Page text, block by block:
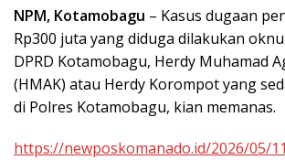
NPM, Kotamobagu – Kasus dugaan
Rp300 juta yang diduga dilakukan
DPRD Kotamobagu, Herdy Muhamad
(HMAK) atau Herdy Korompot yang
di Polres Kotamobagu, kian memanas.
https://newposkomanado.id/2026/05/